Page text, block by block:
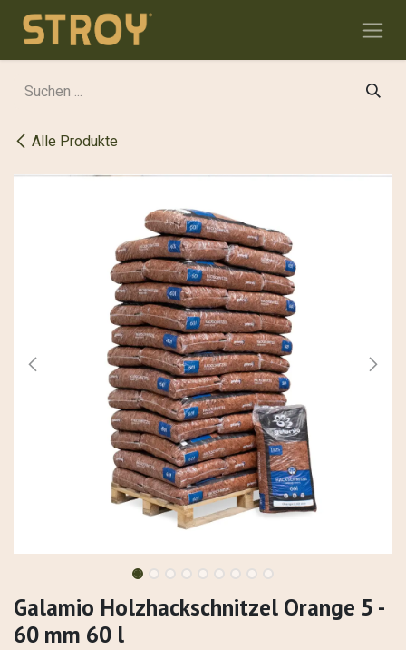
Zum Inhalt springen
Alle Produkte
Galamio Holzhackschnitzel Orange 5 -
60 mm 60 l